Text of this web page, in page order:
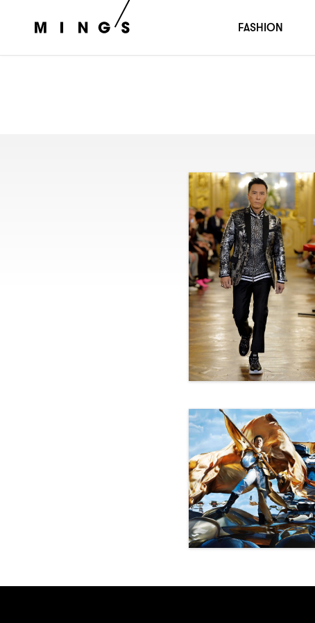
FASHION